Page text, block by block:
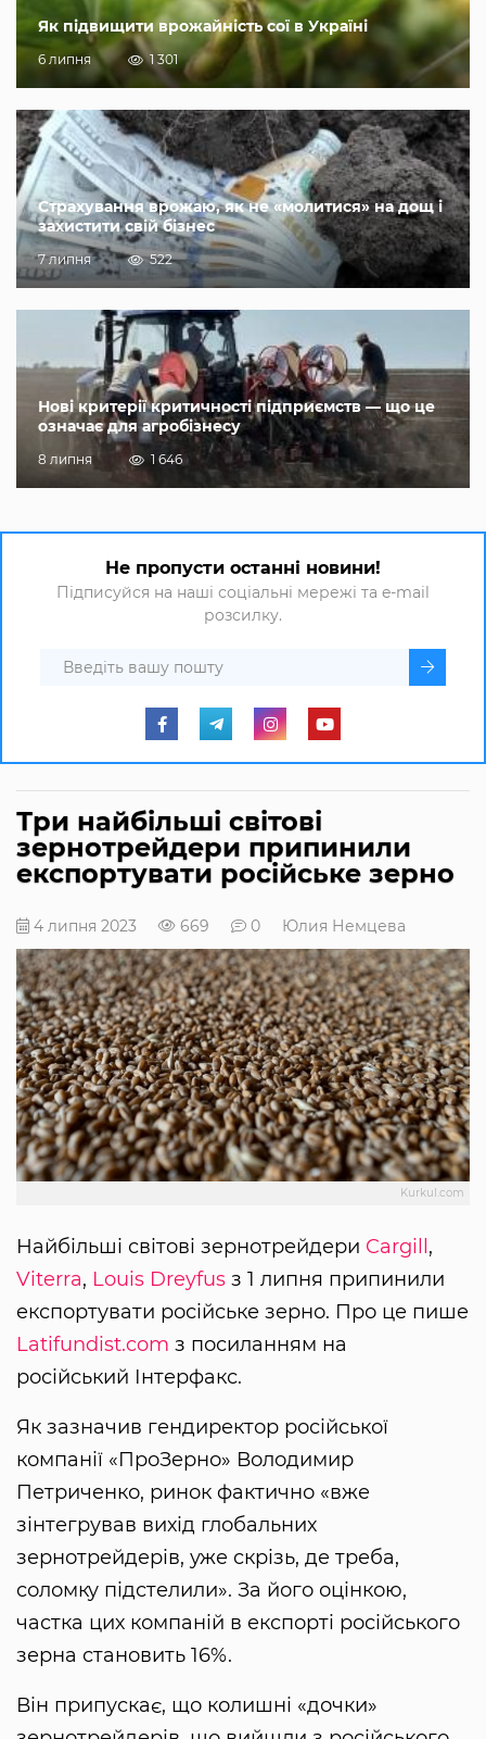
Як підвищити врожайність сої в Україні
6 липня 1 301
Страхування врожаю, як не «молитися» на дощ і
захистити свій бізнес
7 липня 522
Нові критерії критичності підприємств — що це
означає для агробізнесу
8 липня 1 646
Не пропусти останні новини!
Підписуйся на наші соціальні мережі та e-mail
розсилку.
Три найбільші світові
зернотрейдери припинили
експортувати російське зерно
4 липня 2023 669 0 Юлия Немцева
Kurkul.com
Найбільші світові зернотрейдери Cargill ,
Viterra, Louis Dreyfus з 1 липня припинили
експортувати російське зерно. Про це пише
Latifundist.com з посиланням на
російський Інтерфакс.
Як зазначив гендиректор російської
компанії «ПроЗерно» Володимир
Петриченко, ринок фактично «вже
зінтегрував вихід глобальних
зернотрейдерів, уже скрізь, де треба,
соломку підстелили». За його оцінкою,
частка цих компаній в експорті російського
зерна становить 16%.
Він припускає, що колишні «дочки»